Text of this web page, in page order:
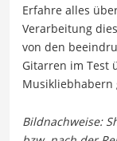
Erfahre alles
Verarbeitung
von den
Gitarren im Test
Musikliebhabern